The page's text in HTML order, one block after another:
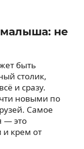
не
быть
столик,
и сразу.
новыми по
Самое
— это
и крем от